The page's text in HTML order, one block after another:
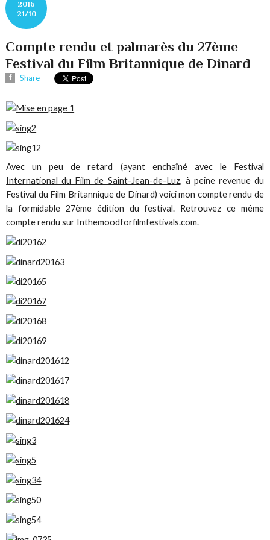
2016
21/10
Compte rendu et palmarès du 27ème
Festival du Film Britannique de Dinard
Share
Avec un peu de retard (ayant enchaîné avec le Festival
International du Film de Saint-Jean-de-Luz, à peine revenue du
Festival du Film Britannique de Dinard) voici mon compte rendu de
la formidable 27ème édition du festival. Retrouvez ce même
compte rendu sur Inthemoodforfilmfestivals.com.